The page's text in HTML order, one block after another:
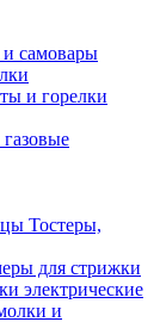
самовары
и горелки
Тостеры,
для стрижки
электрические
и